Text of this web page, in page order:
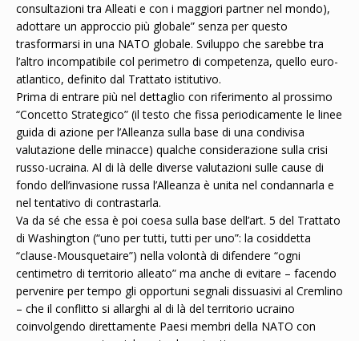
consultazioni tra Alleati e con i maggiori partner nel mondo),
adottare un approccio più globale” senza per questo
trasformarsi in una NATO globale. Sviluppo che sarebbe tra
l’altro incompatibile col perimetro di competenza, quello euro-
atlantico, definito dal Trattato istitutivo.
Prima di entrare più nel dettaglio con riferimento al prossimo
“Concetto Strategico” (il testo che fissa periodicamente le linee
guida di azione per l’Alleanza sulla base di una condivisa
valutazione delle minacce) qualche considerazione sulla crisi
russo-ucraina. Al di là delle diverse valutazioni sulle cause di
fondo dell’invasione russa l’Alleanza è unita nel condannarla e
nel tentativo di contrastarla.
Va da sé che essa è poi coesa sulla base dell’art. 5 del Trattato
di Washington (“uno per tutti, tutti per uno”: la cosiddetta
“clause-Mousquetaire”) nella volontà di difendere “ogni
centimetro di territorio alleato” ma anche di evitare – facendo
pervenire per tempo gli opportuni segnali dissuasivi al Cremlino
– che il conflitto si allarghi al di là del territorio ucraino
coinvolgendo direttamente Paesi membri della NATO con